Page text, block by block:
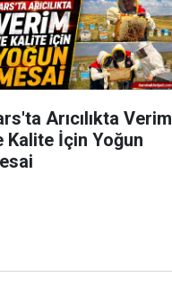
Arıcılıkta Verim
Kalite İçin Yoğun